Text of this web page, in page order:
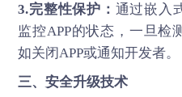
3.完整性保护： 通过嵌入
监控APP的状态，一旦检
如关闭APP或通知开发者。
三、安全升级技术